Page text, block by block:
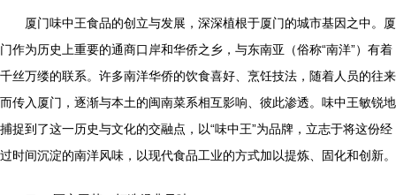
厦门味中王食品的创立与发展，深深植根于厦门的城市基因之中。厦
门作为历史上重要的通商口岸和华侨之乡，与东南亚（俗称“南洋”）有着
千丝万缕的联系。许多南洋华侨的饮食喜好、烹饪技法，随着人员的往来
而传入厦门，逐渐与本土的闽南菜系相互影响、彼此渗透。味中王敏锐地
捕捉到了这一历史与文化的交融点，以“味中王”为品牌，立志于将这份经
过时间沉淀的南洋风味，以现代食品工业的方式加以提炼、固化和创新。